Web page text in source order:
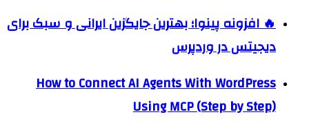
🔥 افزونه پینوا؛ بهترین جایگزین ایرانی و سبک برای
دیجیتس در وردپرس
How to Connect AI Agents With WordPress
Using MCP (Step by Step)